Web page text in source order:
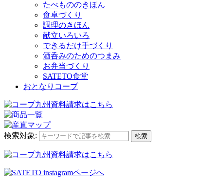
たべもののきほん
食卓づくり
調理のきほん
献立いろいろ
できるだけ手づくり
酒呑みのためのつまみ
お弁当づくり
SATETO食堂
おとなりコープ
検索対象: 検索